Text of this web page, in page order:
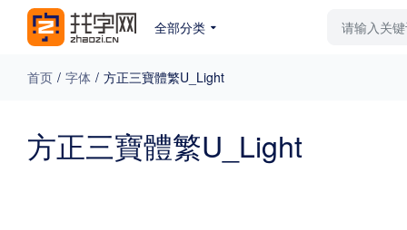
全部分类
免费下载 收费下载 更多
首页 / 字体 / 方正三寶體繁U_Light
方正三寶體繁U_Light